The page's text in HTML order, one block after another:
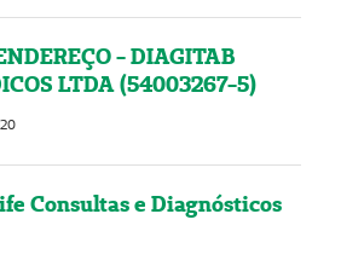
- DIAGITAB
LTDA (54003267-5)
Consultas e Diagnósticos